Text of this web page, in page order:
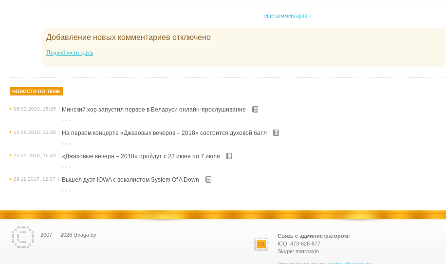
еще комментарии ↓
Добавление новых комментариев отключено
Подробности здесь
НОВОСТИ ПО ТЕМЕ
06.02.2020, 15:25 | Минский хор запустил первое в Беларуси онлайн-прослушивание
14.06.2018, 12:28 | На первом концерте «Джазовых вечеров – 2018» состоится духовой батл
15.05.2018, 16:49 | «Джазовые вечера – 2018» пройдут с 23 июня по 7 июля
09.11.2017, 12:07 | Вышел дуэт IOWA с вокалистом System Of A Down
2007 — 2026 Uvaga.by
Связь с администратором:
ICQ: 473-626-877
Skype: matroskin___